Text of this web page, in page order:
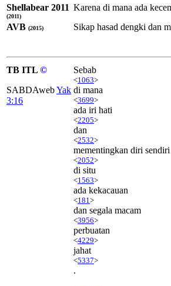
Shellabear 2011
(2011)
Karena di mana ada
AVB (2015) Sikap hasad dengki dan
TB ITL ©
SABDAwebYak
3:16
Sebab
<1063>
di mana
<3699>
ada iri hati
<2205>
dan
<2532>
mementingkan diri sendiri
<2052>
di situ
<1563>
ada kekacauan
<181 >
dan segala macam
<3956>
perbuatan
<4229>
jahat
<5337>
.